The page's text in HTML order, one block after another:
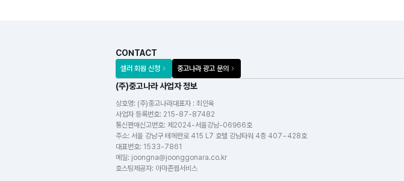
CONTACT
셀러 회원 신청 중고나라 광고 문의
(주)중고나라 사업자 정보
상호명: (주)중고나라대표자 : 최인욱
사업자 등록번호: 215-87-87482
통신판매신고번호: 제2024-서울강남-06966호
주소: 서울 강남구 테헤란로 415 L7 호텔 강남타워 4층 407~428호
대표번호: 1533-7861
메일: joongna@joonggonara.co.kr
호스팅제공자: 아마존웹서비스